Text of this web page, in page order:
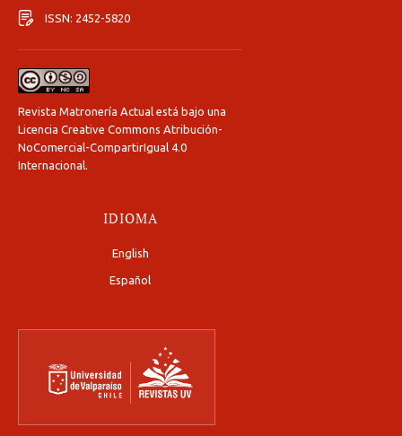
ISSN: 2452-5820
Revista Matronería Actual está bajo una
Licencia Creative Commons Atribución-
NoComercial-CompartirIgual 4.0
Internacional.
IDIOMA
English
Español